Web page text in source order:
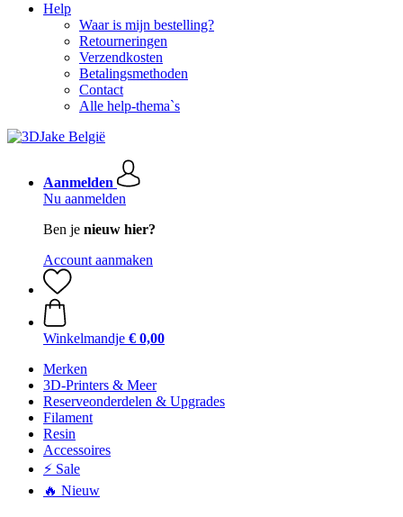
Help
Waar is mijn bestelling?
Retourneringen
Verzendkosten
Betalingsmethoden
Contact
Alle help-thema`s
Aanmelden
Nu aanmelden
Ben je nieuw hier?
Account aanmaken
Winkelmandje € 0,00
Merken
3D-Printers & Meer
Reserveonderdelen & Upgrades
Filament
Resin
Accessoires
⚡ Sale
🔥 Nieuw